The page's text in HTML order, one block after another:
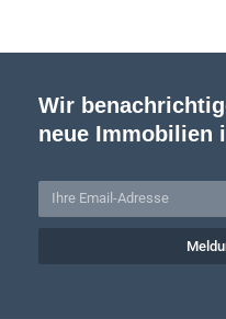
Wir
neue Immobilien